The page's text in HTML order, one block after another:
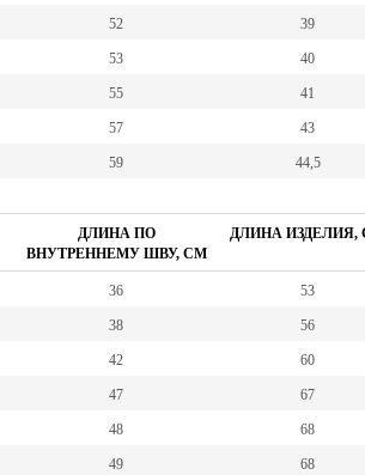
52 39
53 40
55 41
57 43
59 44,5
ДЛИНА ПО
ВНУТРЕННЕМУ ШВУ, СМ
ДЛИНА ИЗДЕЛИЯ,
36 53
38 56
42 60
47 67
48 68
49 68